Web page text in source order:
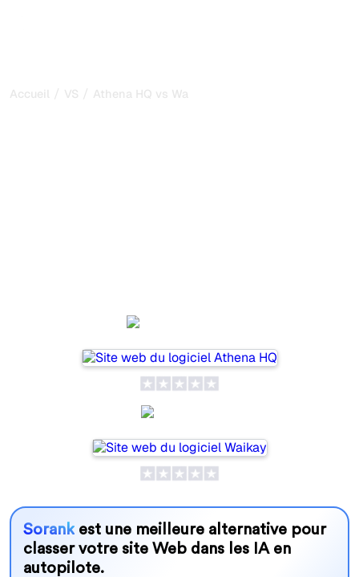
Accueil / VS / Athena HQ vs Waikay
Sorankest une meilleure alternative pour
classer votre site Web dans les IA en
autopilote.